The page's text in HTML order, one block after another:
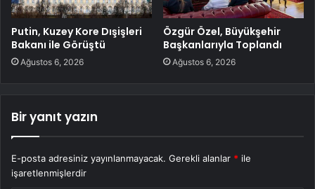
Putin, Kuzey Kore Dışişleri
Bakanı ile Görüştü
Ağustos 6, 2026
Özgür Özel, Büyükşehir
Başkanlarıyla Toplandı
Ağustos 6, 2026
Bir yanıt yazın
E-posta adresiniz yayınlanmayacak. Gerekli alanlar * ile
işaretlenmişlerdir